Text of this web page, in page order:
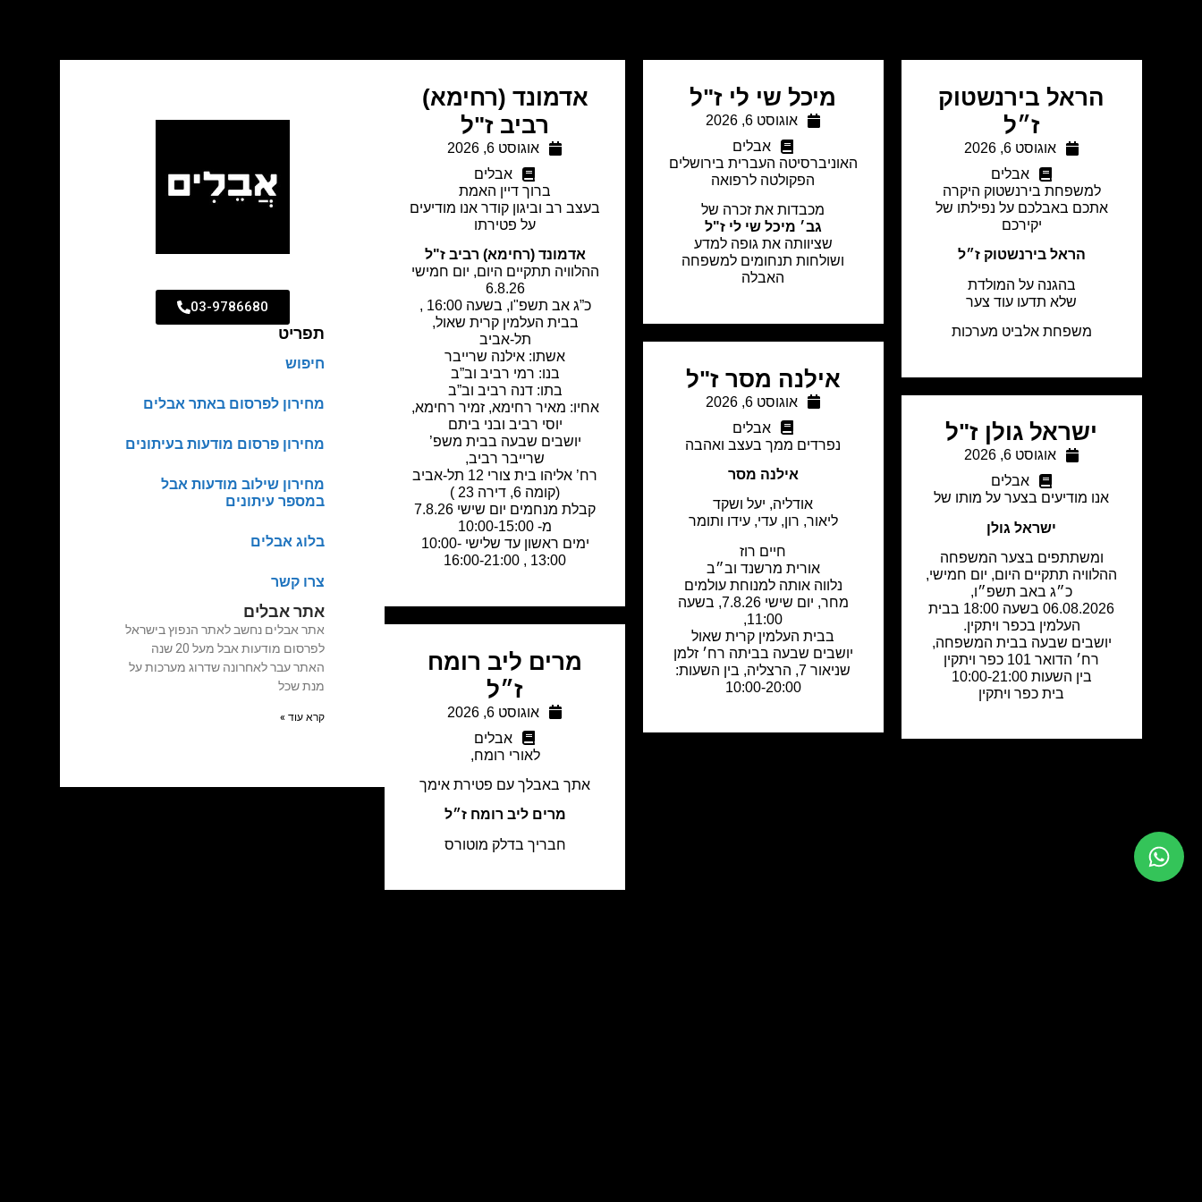
הראל בירנשטוק
ז״ל
אוגוסט 6, 2026
אבלים
למשפחת בירנשטוק היקרה
אתכם באבלכם על נפילתו של
יקירכם
הראל בירנשטוק ז״ל
בהגנה על המולדת
שלא תדעו עוד צער
משפחת אלביט מערכות
מיכל שי לי ז"ל
אוגוסט 6, 2026
אבלים
האוניברסיטה העברית בירושלים
הפקולטה לרפואה
מכבדות את זכרה של
גב׳ מיכל שי לי ז"ל
שציוותה את גופה למדע
ושולחות תנחומים למשפחה
האבלה
אדמונד (רחימא)
רביב ז"ל
אוגוסט 6, 2026
אבלים
ברוך דיין האמת
בעצב רב וביגון קודר אנו מודיעים
על פטירתו
אדמונד (רחימא) רביב ז"ל
ההלוויה תתקיים היום, יום חמישי
6.8.26
כ”ג אב תשפ"ו, בשעה 16:00 ,
בבית העלמין קרית שאול,
תל-אביב
אשתו: אילנה שרייבר
בנו: רמי רביב וב”ב
בתו: דנה רביב וב”ב
אחיו: מאיר רחימא, זמיר רחימא,
יוסי רביב ובני ביתם
יושבים שבעה בבית משפ’
שרייבר רביב,
רח’ אליהו בית צורי 12 תל-אביב
(קומה 6, דירה 23 )
קבלת מנחמים יום שישי 7.8.26
מ- 10:00-15:00
ימים ראשון עד שלישי 10:00-
13:00 , 16:00-21:00
ישראל גולן ז"ל
אוגוסט 6, 2026
אבלים
אנו מודיעים בצער על מותו של
ישראל גולן
ומשתתפים בצער המשפחה
ההלוויה תתקיים היום, יום חמישי,
כ״ג באב תשפ״ו,
06.08.2026 בשעה 18:00 בבית
העלמין בכפר ויתקין.
יושבים שבעה בבית המשפחה,
רח׳ הדואר 101 כפר ויתקין
בין השעות 10:00-21:00
בית כפר ויתקין
אילנה מסר ז"ל
אוגוסט 6, 2026
אבלים
נפרדים ממך בעצב ואהבה
אילנה מסר
אודליה, יעל ושקד
ליאור, רון, עדי, עידו ותומר
חיים רוז
אורית מרשנד וב״ב
נלווה אותה למנוחת עולמים
מחר, יום שישי 7.8.26, בשעה
11:00,
בבית העלמין קרית שאול
יושבים שבעה בביתה רח׳ זלמן
שניאור 7, הרצליה, בין השעות:
10:00-20:00
מרים ליב רומח
ז״ל
אוגוסט 6, 2026
אבלים
לאורי רומח,
אתך באבלך עם פטירת אימך
מרים ליב רומח ז״ל
חבריך בדלק מוטורס
03-9786680
תפריט
חיפוש
מחירון לפרסום באתר אבלים
מחירון פרסום מודעות בעיתונים
מחירון שילוב מודעות אבל
במספר עיתונים
בלוג אבלים
צרו קשר
אתר אבלים
אתר אבלים נחשב לאתר הנפוץ בישראל
לפרסום מודעות אבל מעל 20 שנה
האתר עבר לאחרונה שדרוג מערכות על
מנת שכל
קרא עוד »